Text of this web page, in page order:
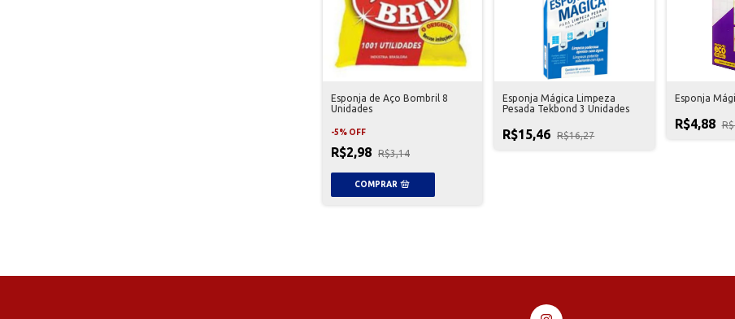
Esponja de Aço Bombril 8
Unidades
-5% OFF
R$2,98 R$3,14
Esponja Mágica Limpeza
Pesada Tekbond 3 Unidades
R$15,46 R$16,27
Esponja
R$4,88